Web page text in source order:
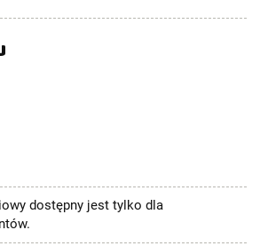
dostępny jest tylko dla